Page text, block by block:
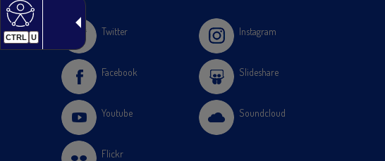
CTRL U
Twitter
Facebook
Youtube
Flickr
Instagram
Slideshare
Soundcloud